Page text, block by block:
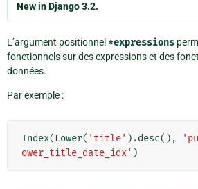
New in Django 3.2.
L’argument positionnel *expressions
fonctionnels sur des expressions et des
données.
Par exemple :
Index( Lower( 'title' ) .desc(),
ower_title_date_idx' )